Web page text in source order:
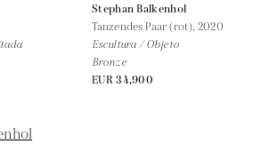
Stephan Balkenhol
Tanzendes Paar (rot),2020
Escultura / Objeto
Bronze
EUR 34,900